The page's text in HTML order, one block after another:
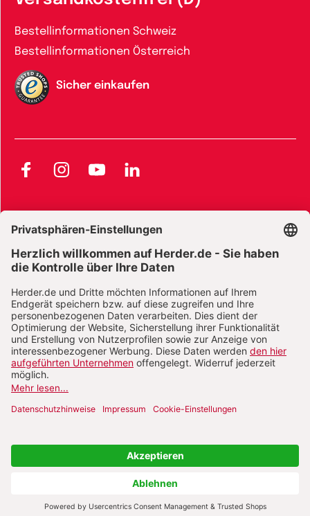
Bestellinformationen Schweiz
Bestellinformationen Österreich
Sicher einkaufen
FacebookInstagramYouTubeLinkedIn
Widerrufsbelehrung E-Books
Widerrufsbelehrung Zeitschriften Datenschutz
Datenschutz Social Media Barrierefreiheit
Vertrag widerrufen